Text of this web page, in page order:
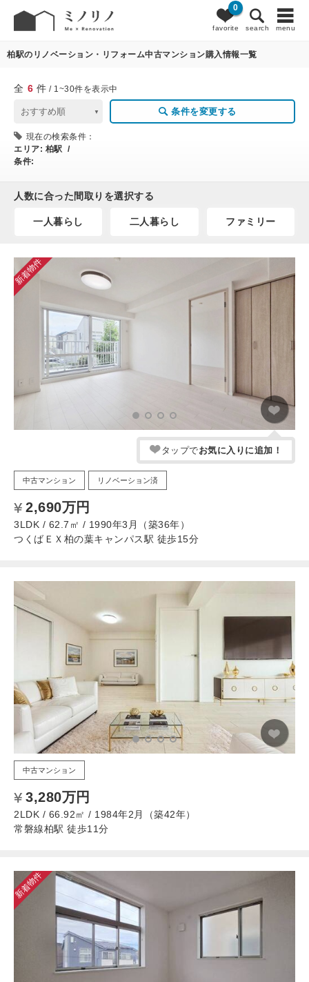
favorite
0
search menu
6 条件変更
柏駅のリノベーション・リフォーム中古マンション購入情報一覧
全 6 件 / 1~30件を表示中
条件を変更する
現在の検索条件：
エリア: 柏駅 /
条件:
人数に合った間取りを選択する
一人暮らし 二人暮らし ファミリー
新着物件
タップでお気に入りに追加！
中古マンション リノベーション済
2,690万円
3LDK / 62.7㎡ / 1990年3月（築36年）
つくばＥＸ柏の葉キャンパス駅 徒歩15分
中古マンション
3,280万円
2LDK / 66.92㎡ / 1984年2月（築42年）
常磐線柏駅 徒歩11分
新着物件